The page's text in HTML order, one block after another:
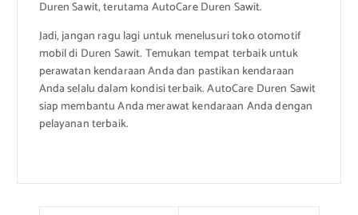
Duren Sawit, terutama AutoCare Duren Sawit.
Jadi, jangan ragu lagi untuk menelusuri toko otomotif
mobil di Duren Sawit. Temukan tempat terbaik untuk
perawatan kendaraan Anda dan pastikan kendaraan
Anda selalu dalam kondisi terbaik. AutoCare Duren Sawit
siap membantu Anda merawat kendaraan Anda dengan
pelayanan terbaik.